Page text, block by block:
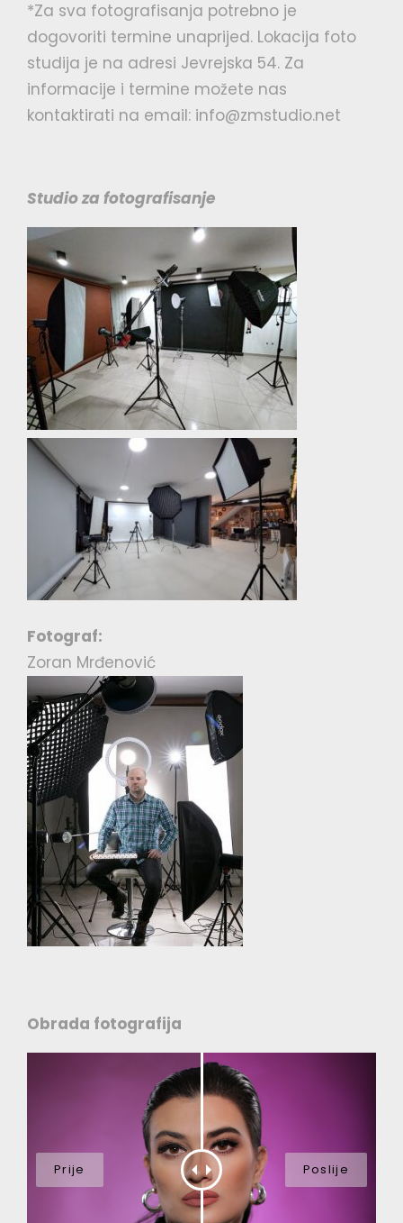
*Za sva fotografisanja potrebno je
dogovoriti termine unaprijed. Lokacija foto
studija je na adresi Jevrejska 54. Za
informacije i termine možete nas
kontaktirati na email: info@zmstudio.net
Studio za fotografisanje
Fotograf:
Zoran Mrđenović
Obrada fotografija